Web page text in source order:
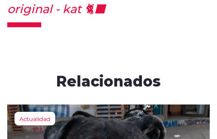
original - kat 🐈‍⬛
Relacionados
Actualidad